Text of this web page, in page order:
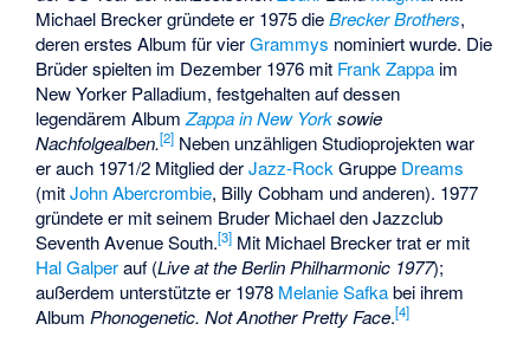
Michael Brecker gründete er 1975 dieBrecker Brothers,
deren erstes Album für vierGrammys nominiert wurde. Die
Brüder spielten im Dezember 1976 mit Frank Zappa im
New Yorker Palladium, festgehalten auf dessen
legendärem AlbumZappa in New Yorksowie
Nachfolgealben.[2] Neben unzähligen Studioprojekten war
er auch 1971/2 Mitglied derJazz-Rock Gruppe Dreams
(mitJohn Abercrombie, Billy Cobham und anderen). 1977
gründete er mit seinem Bruder Michael den Jazzclub
Seventh Avenue South.[3] Mit Michael Brecker trat er mit
Hal Galperauf (Live at the Berlin Philharmonic 1977);
außerdem unterstützte er 1978 Melanie Safkabei ihrem
Album Phonogenetic. Not Another Pretty Face.[4]